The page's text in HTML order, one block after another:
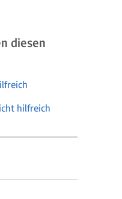
diesen
hilfreich